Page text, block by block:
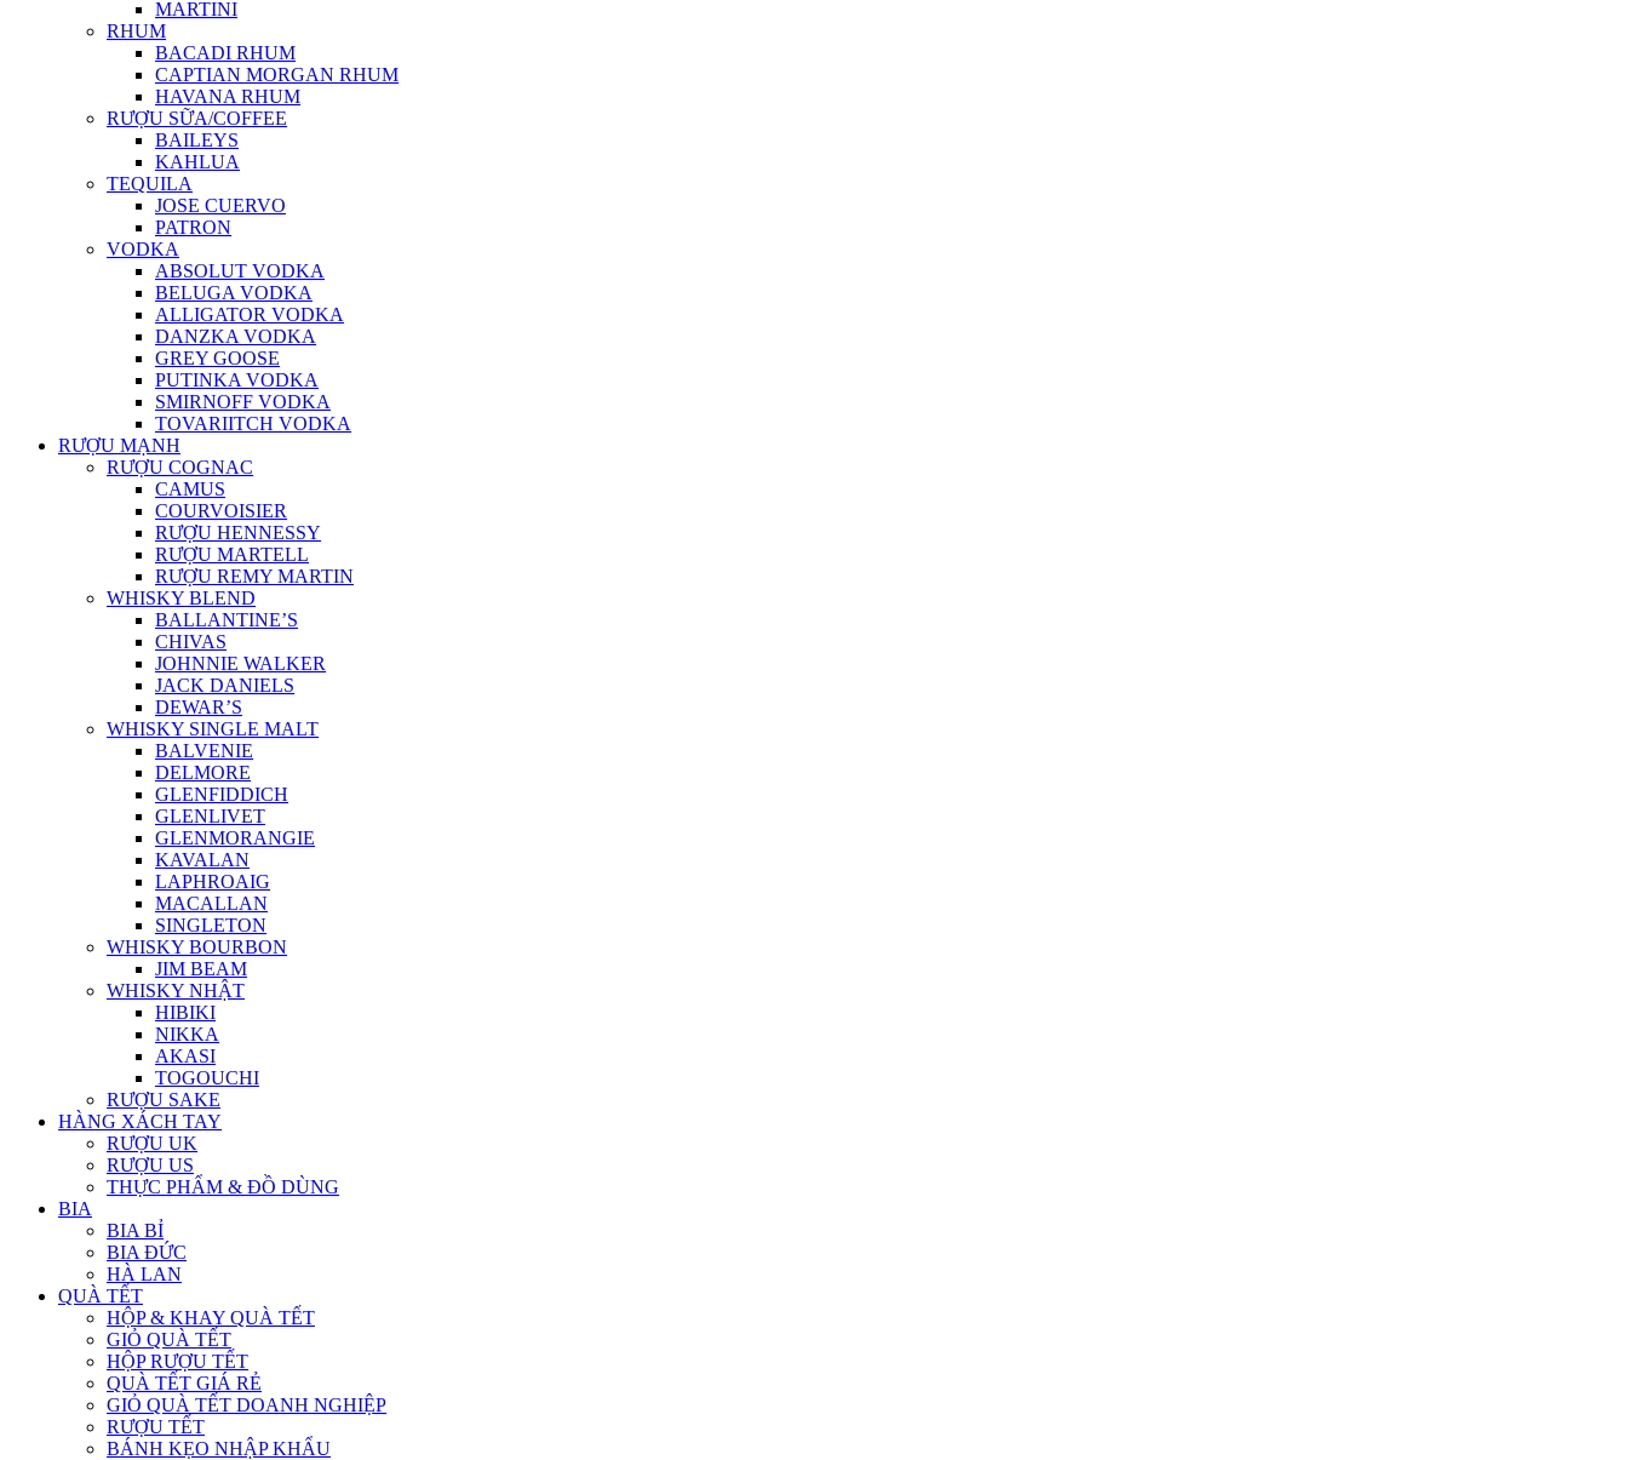
MARTINI
RHUM
BACADI RHUM
CAPTIAN MORGAN RHUM
HAVANA RHUM
RƯỢU SỮA/COFFEE
BAILEYS
KAHLUA
TEQUILA
JOSE CUERVO
PATRON
VODKA
ABSOLUT VODKA
BELUGA VODKA
ALLIGATOR VODKA
DANZKA VODKA
GREY GOOSE
PUTINKA VODKA
SMIRNOFF VODKA
TOVARIITCH VODKA
RƯỢU MẠNH
RƯỢU COGNAC
CAMUS
COURVOISIER
RƯỢU HENNESSY
RƯỢU MARTELL
RƯỢU REMY MARTIN
WHISKY BLEND
BALLANTINE’S
CHIVAS
JOHNNIE WALKER
JACK DANIELS
DEWAR’S
WHISKY SINGLE MALT
BALVENIE
DELMORE
GLENFIDDICH
GLENLIVET
GLENMORANGIE
KAVALAN
LAPHROAIG
MACALLAN
SINGLETON
WHISKY BOURBON
JIM BEAM
WHISKY NHẬT
HIBIKI
NIKKA
AKASI
TOGOUCHI
RƯỢU SAKE
HÀNG XÁCH TAY
RƯỢU UK
RƯỢU US
THỰC PHẨM & ĐỒ DÙNG
BIA
BIA BỈ
BIA ĐỨC
HÀ LAN
QUÀ TẾT
HỘP & KHAY QUÀ TẾT
GIỎ QUÀ TẾT
HỘP RƯỢU TẾT
QUÀ TẾT GIÁ RẺ
GIỎ QUÀ TẾT DOANH NGHIỆP
RƯỢU TẾT
BÁNH KẸO NHẬP KHẨU